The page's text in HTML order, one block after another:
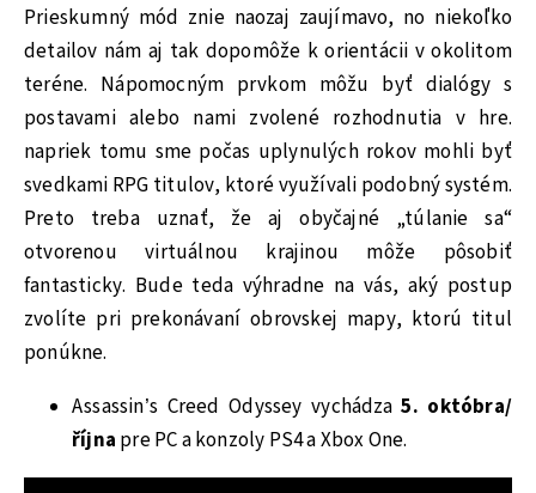
Prieskumný mód znie naozaj zaujímavo, no niekoľko
detailov nám aj tak dopomôže k orientácii v okolitom
teréne. Nápomocným prvkom môžu byť dialógy s
postavami alebo nami zvolené rozhodnutia v hre.
napriek tomu sme počas uplynulých rokov mohli byť
svedkami RPG titulov, ktoré využívali podobný systém.
Preto treba uznať, že aj obyčajné „túlanie sa“
otvorenou virtuálnou krajinou môže pôsobiť
fantasticky. Bude teda výhradne na vás, aký postup
zvolíte pri prekonávaní obrovskej mapy, ktorú titul
ponúkne.
Assassin’s Creed Odyssey vychádza5. októbra/
října pre PC a konzoly PS4 a Xbox One.